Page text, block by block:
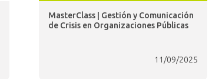
MasterClass | Gestión y Comunicación
de Crisis en Organizaciones Públicas
11/09/2025